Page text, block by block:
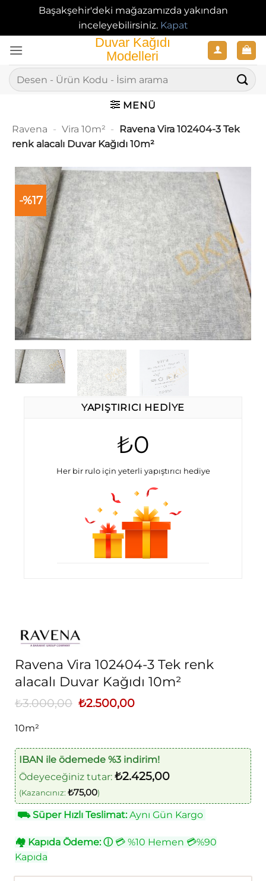
Başakşehir'deki mağazamızda yakından
inceleyebilirsiniz. Kapat
atla
Ara:
MENÜ
Ravena - Vira 10m² - Ravena Vira 102404-3 Tek
renk alacalı Duvar Kağıdı 10m²
-%17
YAPIŞTIRICI HEDIYE
₺0
Her bir rulo için yeterli yapıştırıcı hediye
Ravena Vira 102404-3 Tek renk
alacalı Duvar Kağıdı 10m²
₺3.000,00 Orijinal
fiyat:
₺2.500,00Şu
10m²
IBAN ile ödemede %3 indirim!
Ödeyeceğiniz tutar: ₺2.425,00
(Kazancınız: ₺75,00)
⛟Süper Hızlı Teslimat:Aynı Gün Kargo
🏘 Kapıda Ödeme: ⓘ💳 %10 Hemen 💳%90
Kapıda